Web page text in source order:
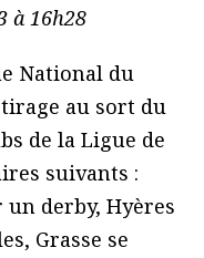
à 16h28
National du
au sort du
de la Ligue de
suivants :
derby, Hyères
Grasse se